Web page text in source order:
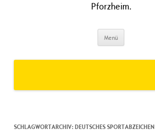
Pforzheim.
Menü
SCHLAGWORTARCHIV:DEUTSCHES SPORTABZEICHEN